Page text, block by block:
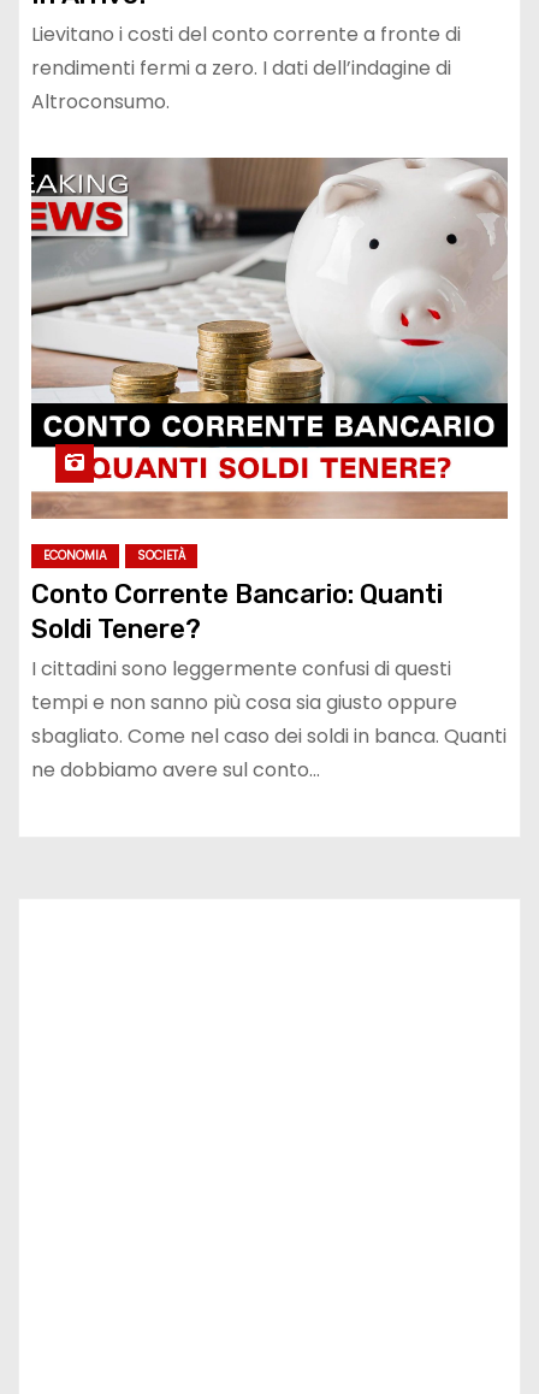
Lievitano i costi del conto corrente a fronte di
rendimenti fermi a zero. I dati dell’indagine di
Altroconsumo.
ECONOMIA SOCIETÀ
Conto Corrente Bancario: Quanti
Soldi Tenere?
I cittadini sono leggermente confusi di questi
tempi e non sanno più cosa sia giusto oppure
sbagliato. Come nel caso dei soldi in banca. Quanti
ne dobbiamo avere sul conto…